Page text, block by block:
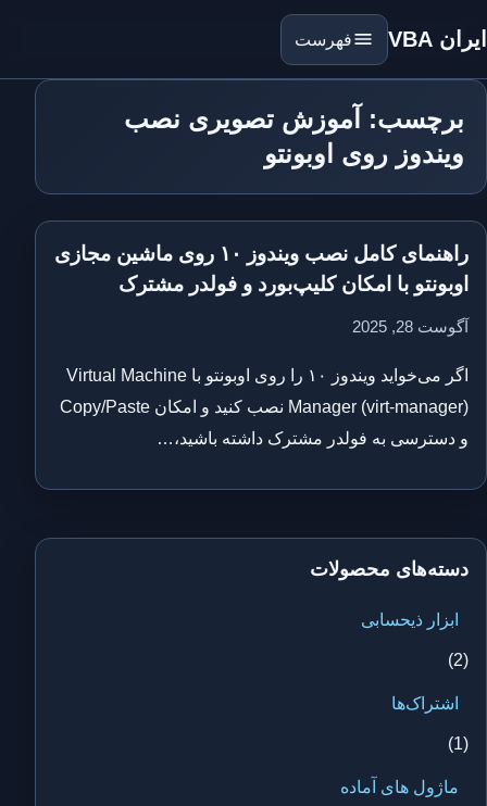
ایران VBA فهرست
برچسب: آموزش تصویری نصب
ویندوز روی اوبونتو
راهنمای کامل نصب ویندوز ۱۰ روی ماشین مجازی
اوبونتو با امکان کلیپ‌بورد و فولدر مشترک
آگوست 28, 2025
اگر می‌خواید ویندوز ۱۰ را روی اوبونتو با Virtual Machine
Manager (virt-manager) نصب کنید و امکان Copy/Paste
و دسترسی به فولدر مشترک داشته باشید،…
دسته‌های محصولات
ابزار ذیحسابی
(2)
اشتراک‌ها
(1)
ماژول های آماده